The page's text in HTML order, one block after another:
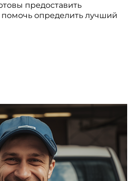
предоставить
помочь определить лучший